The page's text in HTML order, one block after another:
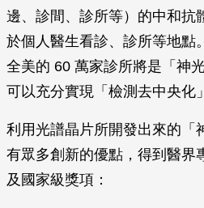
邊、診間、診所等）的中和抗
於個人醫生看診、診所等地點
全美的 60 萬家診所將是「神
可以充分實現「檢測去中央化
利用光譜晶片所開發出來的「
有眾多創新的優點，得到醫界
及國家級獎項：